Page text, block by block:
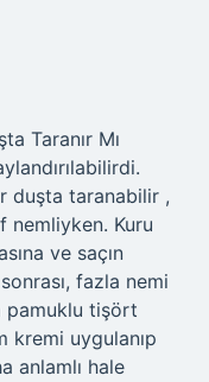
Taranır Mı
duşta taranabilir ,
nemliyken. Kuru
ve saçın
fazla nemi
pamuklu tişört
kremi uygulanıp
anlamlı hale